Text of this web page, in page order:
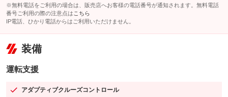
※無料電話をご利用の場合は、販売店へお客様の電話番号が通知されます。無料電話
番号ご利用の際の注意点は こちら
IP電話、ひかり電話からはご利用いただけません。
装備
運転支援
アダプティブクルーズコントロール
：装備あり